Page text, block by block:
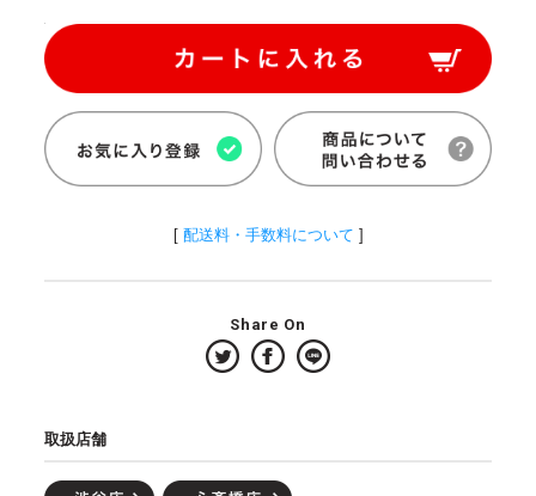
[ 配送料・手数料について ]
Share On
取扱店舗